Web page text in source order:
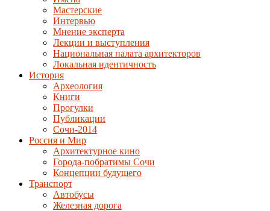
Мастерские
Интервью
Мнение эксперта
Лекции и выступления
Национальная палата архитекторов
Локальная идентичность
История
Археология
Книги
Прогулки
Публикации
Сочи-2014
Россия и Мир
Архитектурное кино
Города-побратимы Сочи
Концепции будущего
Транспорт
Автобусы
Железная дорога